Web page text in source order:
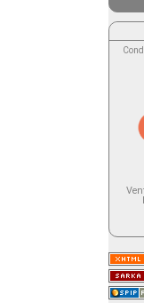
Saint-
(401 -
https://